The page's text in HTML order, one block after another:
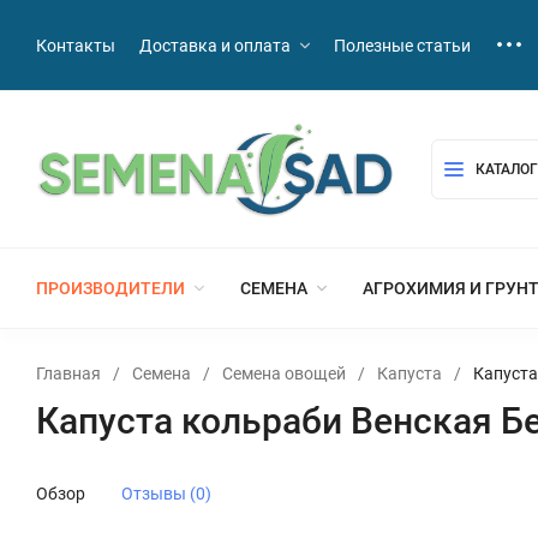
Контакты Доставка и оплата Полезные статьи
ПРОИЗВОДИТЕЛИ СЕМЕНА АГРОХИМИЯ И
Главная / Семена / Семена овощей / Капуста /
Капуста кольраби Венская
Обзор Отзывы (0)